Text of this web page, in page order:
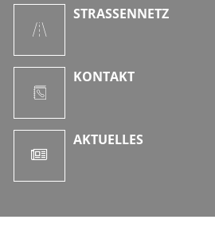
STRASSENNETZ
KONTAKT
AKTUELLES